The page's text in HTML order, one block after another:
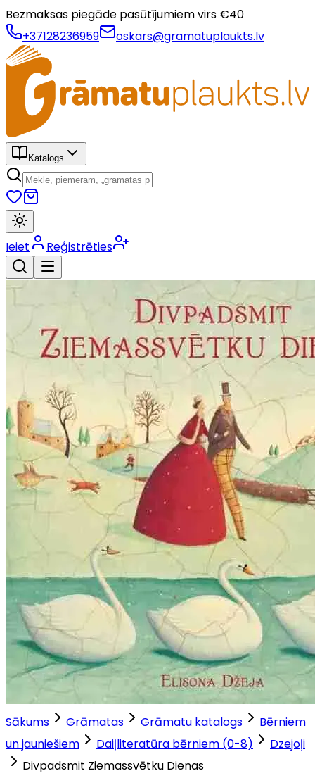
Bezmaksas piegāde pasūtījumiem virs €40
+37128236959
oskars@gramatuplaukts.lv
Katalogs
Ieiet Reģistrēties
Sākums Grāmatas Grāmatu katalogs
Bērniem
un jauniešiem
Daiļliteratūra bērniem (0-8)
Dzejoļi
Divpadsmit Ziemassvētku Dienas